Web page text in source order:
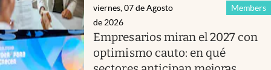
Members
viernes, 07 de Agosto
de 2026
Empresarios miran el 2027 con
optimismo cauto: en qué